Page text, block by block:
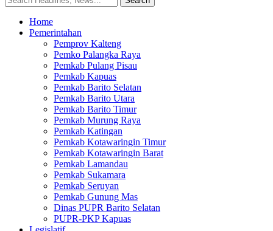
Home
Pemerintahan
Pemprov Kalteng
Pemko Palangka Raya
Pemkab Pulang Pisau
Pemkab Kapuas
Pemkab Barito Selatan
Pemkab Barito Utara
Pemkab Barito Timur
Pemkab Murung Raya
Pemkab Katingan
Pemkab Kotawaringin Timur
Pemkab Kotawaringin Barat
Pemkab Lamandau
Pemkab Sukamara
Pemkab Seruyan
Pemkab Gunung Mas
Dinas PUPR Barito Selatan
PUPR-PKP Kapuas